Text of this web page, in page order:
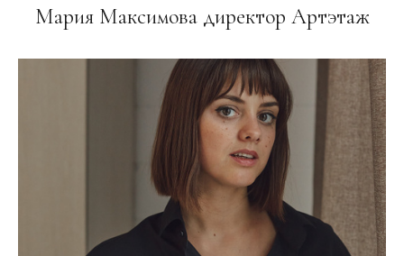
Мария Максимова директор Артэтаж